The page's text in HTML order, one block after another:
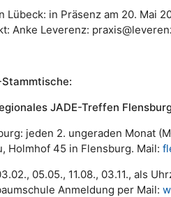
Lübeck: in Präsenz am 20. Mai
Anke Leverenz:
JADE-Treffen
jeden 2. ungeraden Monat
Holmhof 45 in Flensburg. Mail:
05.05., 11.08., 03.11., als
Anmeldung per Mail: